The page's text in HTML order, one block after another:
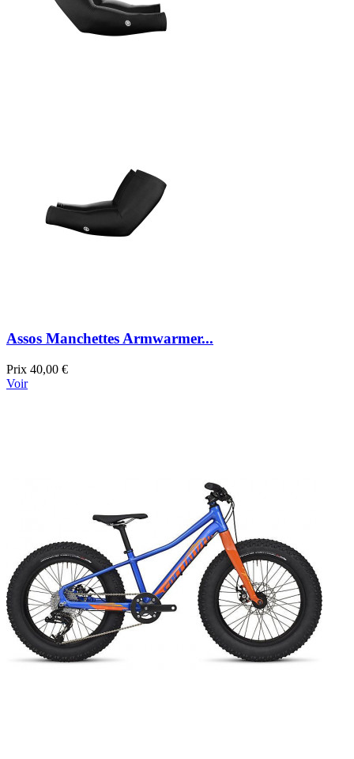
Assos Manchettes Armwarmer...
Prix 40,00 €
Voir